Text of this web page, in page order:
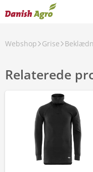
Webshop Grise
Relaterede